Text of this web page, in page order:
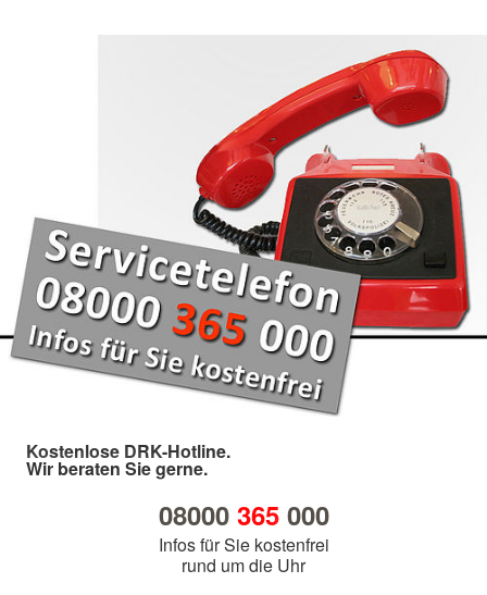
Kostenlose DRK-Hotline.
Wir beraten Sie gerne.
08000 365000
Infos für Sie kostenfrei
rund um die Uhr